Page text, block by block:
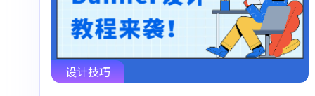
设计技巧